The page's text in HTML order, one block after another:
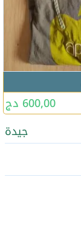
600,00 دج
جيدة